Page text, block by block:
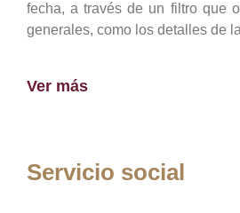
fecha, a través de un filtro que
generales, como los detalles de
Ver más
Servicio social